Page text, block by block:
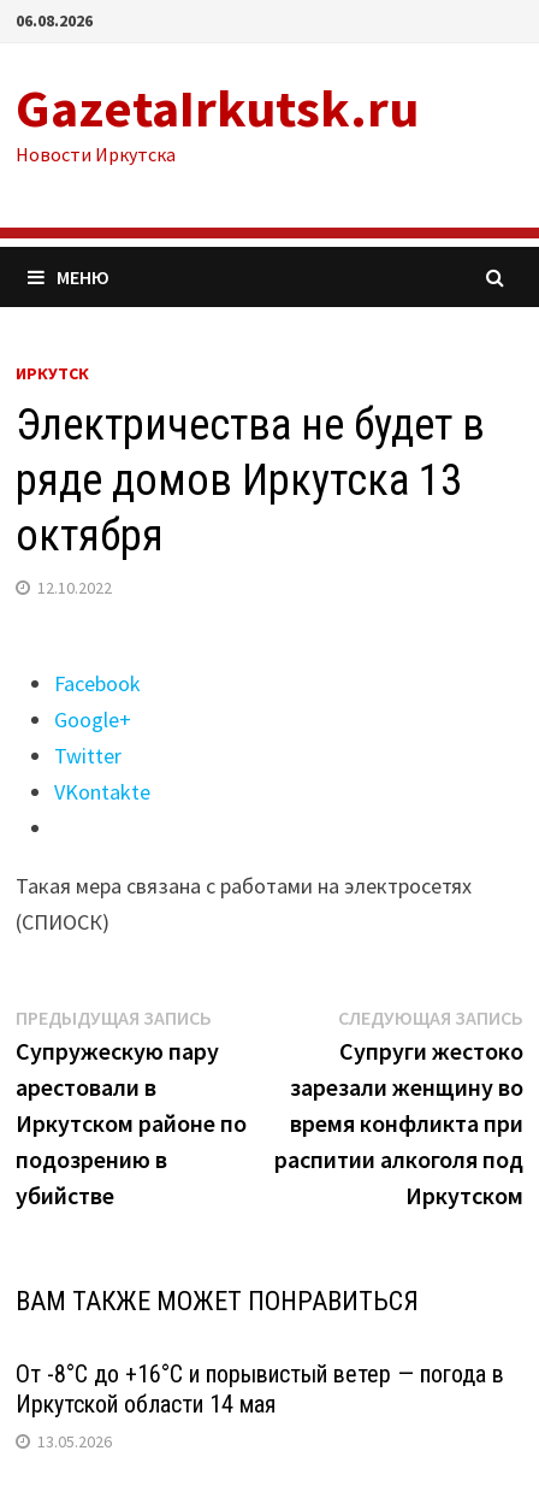
Перейти
06.08.2026
GazetaIrkutsk.ru
Новости Иркутска
МЕНЮ
ИРКУТСК
Электричества не будет в
ряде домов Иркутска 13
октября
12.10.2022
Поделиться
"Электричества
не
будет
домов
Иркутска
октября"
Facebook
Google+
Twitter
VKontakte
Такая мера связана с работами на электросетях
(СПИОСК)
Навигация
по
записям
ПРЕДЫДУЩАЯ ЗАПИСЬПредыдущая
запись:
Супружескую пару
арестовали в
Иркутском районе по
подозрению в
убийстве
СЛЕДУЮЩАЯ ЗАПИСЬ
Супруги жестоко
зарезали женщину во
время конфликта при
распитии алкоголя под
Иркутском
ВАМ ТАКЖЕ МОЖЕТ ПОНРАВИТЬСЯ
От -8°С до +16°С и порывистый ветер — погода в
Иркутской области 14 мая
13.05.2026